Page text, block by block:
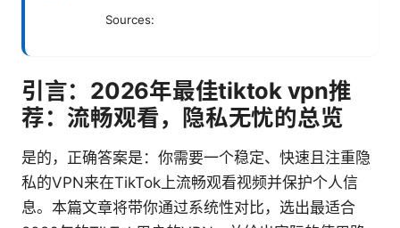
Sources:
引言：2026年最佳tiktok vpn推
荐：流畅观看，隐私无忧的总览
是的，正确答案是：你需要一个稳定、快速且注重隐
私的VPN来在TikTok上流畅观看视频并保护个人信
息。本篇文章将带你通过系统性对比，选出最适合